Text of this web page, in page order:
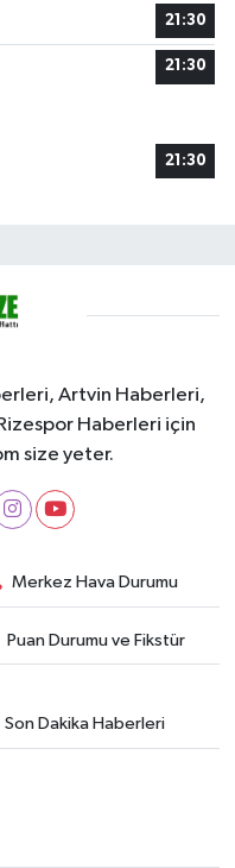
21:30
21:30
21:30
Artvin Haberleri,
Haberleri için
size yeter.
Merkez Hava Durumu
Puan Durumu ve Fikstür
Son Dakika Haberleri